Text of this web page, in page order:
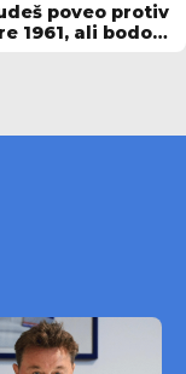
poveo protiv
1961, ali bodovi